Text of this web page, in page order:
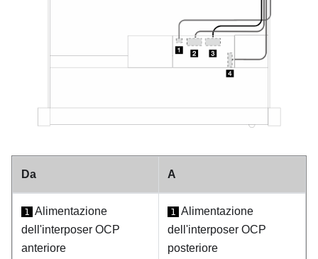
Da A
1
Alimentazione
dell'interposer OCP
anteriore
1
Alimentazione
dell'interposer OCP
posteriore